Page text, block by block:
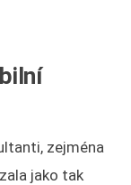
zejména
jako tak